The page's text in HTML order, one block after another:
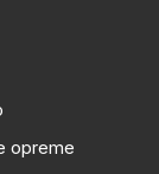
opreme